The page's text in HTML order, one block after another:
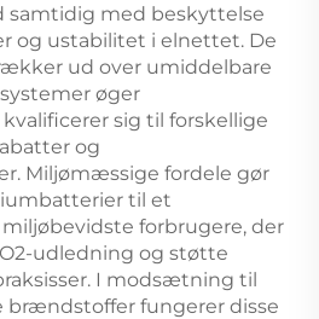
med beskyttelse
og ustabilitet i elnettet. De
ud over umiddelbare
øger
sig til forskellige
og
Miljømæssige fordele gør
til et
forbrugere, der
udledning og støtte
I modsætning til
brændstoffer fungerer disse